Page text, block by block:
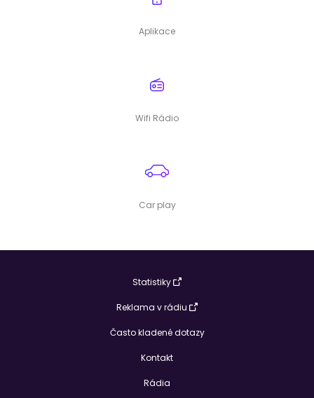
Aplikace
Wifi Rádio
Car play
Statistiky
Reklama v rádiu
Často kladené dotazy
Kontakt
Rádia